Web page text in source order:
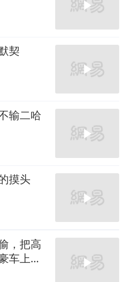
契
输二哈
摸头
，把高
车上，